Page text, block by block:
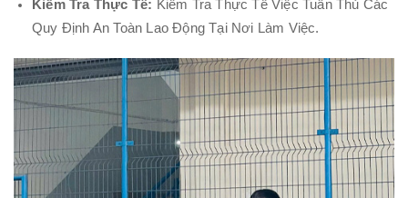
Kiểm Tra Thực Tế: Kiểm Tra Thực Tế Việc Tuân Thủ Các
Quy Định An Toàn Lao Động Tại Nơi Làm Việc.